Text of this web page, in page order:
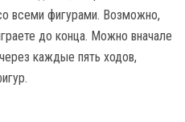
всеми фигурами. Возможно,
до конца. Можно вначале
каждые пять ходов,